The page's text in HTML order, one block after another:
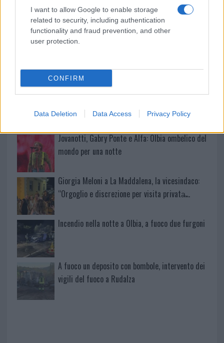
I want to allow Google to enable storage
related to security, including authentication
functionality and fraud prevention, and other
user protection.
CONFIRM
Data Deletion Data Access Privacy Policy
Sangue, musica e solidarietà con Avis Olbia al
Delta Center
Salmo finisce in ospedale a Catania, ma il tour
va avanti: “Sicilia, ci sono”
Jovanotti, Gabry Ponte e Alfa: Olbia ombelico del
mondo per una notte
Giorgia Meloni a La Maddalena, la vicesindaco:
“Orgoglio e discrezione per visita privata̶…
Incendio nella notte a Olbia, a fuoco due furgoni
A fuoco un deposito con bombole, intervento dei
vigili del fuoco a Rudalza